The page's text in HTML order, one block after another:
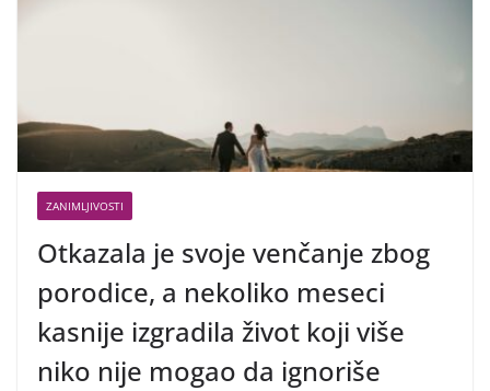
ZANIMLJIVOSTI
Otkazala je svoje venčanje zbog
porodice, a nekoliko meseci
kasnije izgradila život koji više
niko nije mogao da ignoriše